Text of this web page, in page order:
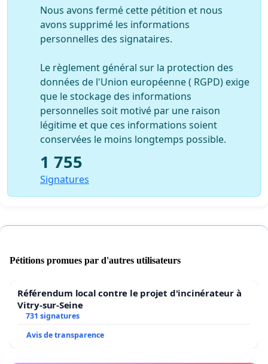
Nous avons fermé cette pétition et nous
avons supprimé les informations
personnelles des signataires.
Le règlement général sur la protection des
données de l'Union européenne ( RGPD) exige
que le stockage des informations
personnelles soit motivé par une raison
légitime et que ces informations soient
conservées le moins longtemps possible.
1 755
Signatures
Pétitions promues par d'autres utilisateurs
Référendum local contre le projet d'incinérateur à
Vitry-sur-Seine
731 signatures
Avis de transparence